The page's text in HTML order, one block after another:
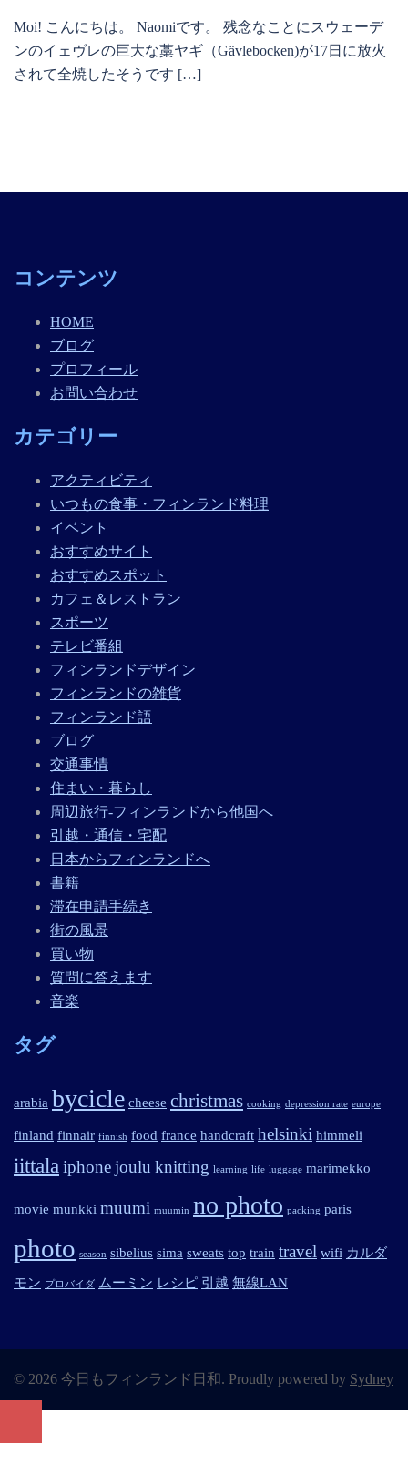
Moi! こんにちは。 Naomiです。 残念なことにスウェーデ
ンのイェヴレの巨大な藁ヤギ（Gävlebocken)が17日に放火
されて全焼したそうです […]
コンテンツ
HOME
ブログ
プロフィール
お問い合わせ
カテゴリー
アクティビティ
いつもの食事・フィンランド料理
イベント
おすすめサイト
おすすめスポット
カフェ＆レストラン
スポーツ
テレビ番組
フィンランドデザイン
フィンランドの雑貨
フィンランド語
ブログ
交通事情
住まい・暮らし
周辺旅行-フィンランドから他国へ
引越・通信・宅配
日本からフィンランドへ
書籍
滞在申請手続き
街の風景
買い物
質問に答えます
音楽
タグ
arabia bycicle cheese christmas cooking depression rate europe
finland finnair finnish food france handcraft helsinki himmeli
iittala iphonejoulu knitting learning life luggage marimekko
movie munkki muumi muumin no photo packing paris
photo season sibelius sima sweats top train travel wifi カルダ
モン プロバイダ ムーミン レシピ 引越 無線LAN
© 2026 今日もフィンランド日和. Proudly powered by Sydney